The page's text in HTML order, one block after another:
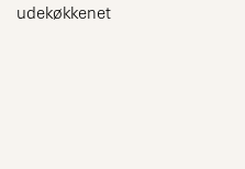
udekøkkenet